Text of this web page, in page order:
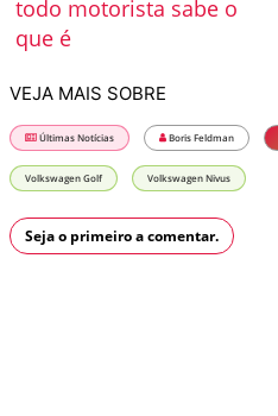
todo motorista sabe o
que é
VEJA MAIS SOBRE
Últimas Notícias Boris Feldman
Volkswagen Golf Volkswagen Nivus
Seja o primeiro a comentar.